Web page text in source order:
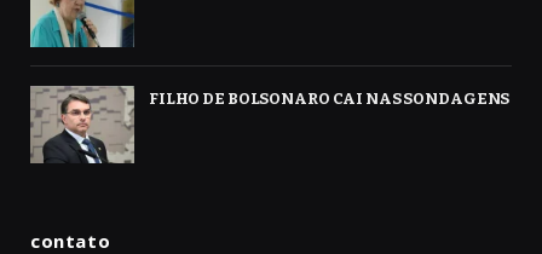
FILHO DE BOLSONARO CAI NAS SONDAGENS
contato